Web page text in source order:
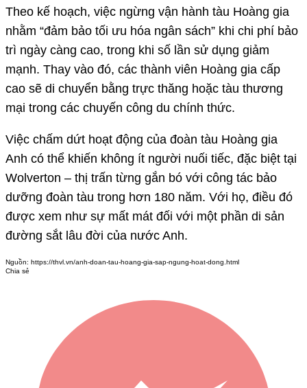
Theo kế hoạch, việc ngừng vận hành tàu Hoàng gia
nhằm “đảm bảo tối ưu hóa ngân sách” khi chi phí bảo
trì ngày càng cao, trong khi số lần sử dụng giảm
mạnh. Thay vào đó, các thành viên Hoàng gia cấp
cao sẽ di chuyển bằng trực thăng hoặc tàu thương
mại trong các chuyến công du chính thức.
Việc chấm dứt hoạt động của đoàn tàu Hoàng gia
Anh có thể khiến không ít người nuối tiếc, đặc biệt tại
Wolverton – thị trấn từng gắn bó với công tác bảo
dưỡng đoàn tàu trong hơn 180 năm. Với họ, điều đó
được xem như sự mất mát đối với một phần di sản
đường sắt lâu đời của nước Anh.
Nguồn: https://thvl.vn/anh-doan-tau-hoang-gia-sap-ngung-hoat-dong.html
Chia sẻ